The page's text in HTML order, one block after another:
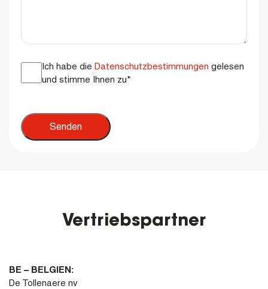
Consent *
Ich habe die Datenschutzbestimmungen gelesen
und stimme Ihnen zu*
Vertriebspartner
BE – BELGIEN:
De Tollenaere nv